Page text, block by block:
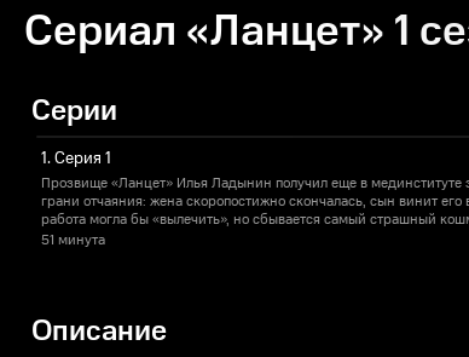
Сериал «Ланцет» 1
Серии
1. Серия 1
Прозвище «Ланцет» Илья Ладынин получил еще в
грани отчаяния: жена скоропостижно скончалась, сын винит
работа могла бы «вылечить», но сбывается самый страшный
пациента и больше не может оперировать. Он уже готов уйти из
51 минута
Описание